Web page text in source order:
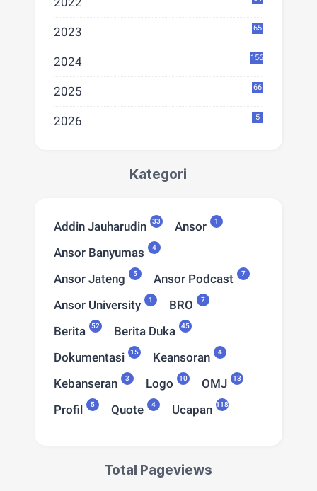
2023 65
2024 156
2025 66
2026 5
Kategori
Addin Jauharudin 33 Ansor 1
Ansor Banyumas 4
Ansor Jateng 5 Ansor Podcast 7
Ansor University 1 BRO 7
Berita 52 Berita Duka 45
Dokumentasi 15 Keansoran 4
Kebanseran 3 Logo 10 OMJ 13
Profil 5 Quote 4 Ucapan 118
Total Pageviews